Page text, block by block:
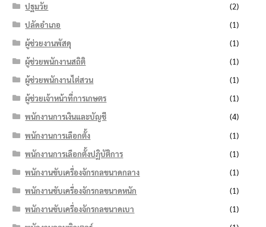
ปฐมวัย
(2)
ปลัดอำเภอ
(1)
ผู้ช่วยงานพัสดุ
(1)
ผู้ช่วยพนักงานสถิติ
(1)
ผู้ช่วยพนักงานไต่สวน
(1)
ผู้ช่วยเจ้าหน้าที่การเกษตร
(1)
พนักงานการเงินและบัญชี
(4)
พนักงานการเลือกตั้ง
(1)
พนักงานการเลือกตั้งปฏิบัติการ
(1)
พนักงานขับเครื่องจักรกลขนาดกลาง
(1)
พนักงานขับเครื่องจักรกลขนาดหนัก
(1)
พนักงานขับเครื่องจักรกลขนาดเบา
(1)